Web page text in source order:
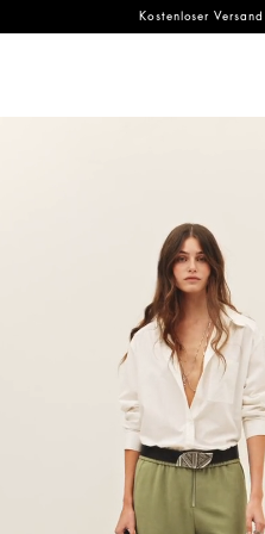
Kostenloser
Partywear Kollektion
Wellness collection
Planet
Materialien
Partnerseite